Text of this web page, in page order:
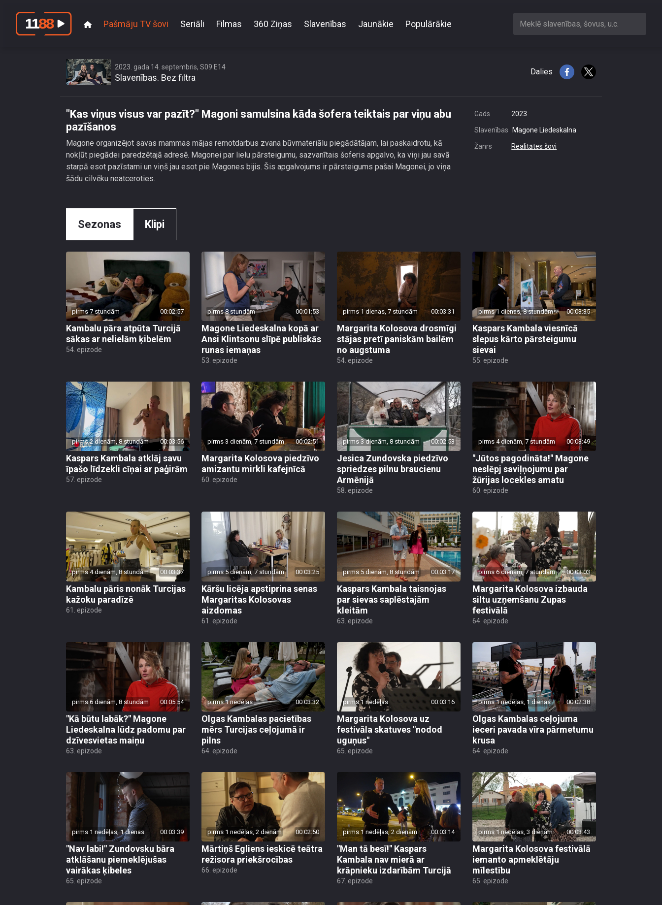
Pašmāju TV šovi Seriāli Filmas 360 Ziņas Slavenības Jaunākie Populārākie Meklē slavenības, šovus, u.c.
2023. gada 14. septembris, S09 E14
Slavenības. Bez filtra
Dalies
"Kas viņus visus var pazīt?" Magoni samulsina kāda šofera teiktais par viņu abu
pazīšanos
Magone organizējot savas mammas mājas remotdarbus zvana būvmateriālu piegādātājam, lai paskaidrotu, kā
nokļūt piegādei paredzētajā adresē. Magonei par lielu pārsteigumu, sazvanītais šoferis apgalvo, ka viņi jau savā
starpā esot pazīstami un viņš jau esot pie Magones bijis. Šis apgalvojums ir pārsteigums pašai Magonei, jo viņa
šādu cilvēku neatceroties.
Gads 2023
Slavenības Magone Liedeskalna
Žanrs Realitātes šovi
Sezonas Klipi
pirms 7 stundām 00:02:57
Kambalu pāra atpūta Turcijā
sākas ar nelielām ķibelēm
54. epizode
pirms 8 stundām 00:01:53
Magone Liedeskalna kopā ar
Ansi Klintsonu slīpē publiskās
runas iemaņas
53. epizode
pirms 1 dienas, 7 stundām 00:03:31
Margarita Kolosova drosmīgi
stājas pretī paniskām bailēm
no augstuma
54. epizode
pirms 1 dienas, 8 stundām 00:03:35
Kaspars Kambala viesnīcā
slepus kārto pārsteigumu
sievai
55. epizode
pirms 2 dienām, 8 stundām 00:03:56
Kaspars Kambala atklāj savu
īpašo līdzekli cīņai ar paģirām
57. epizode
pirms 3 dienām, 7 stundām 00:02:51
Margarita Kolosova piedzīvo
amizantu mirkli kafejnīcā
60. epizode
pirms 3 dienām, 8 stundām 00:02:53
Jesica Zundovska piedzīvo
spriedzes pilnu braucienu
Armēnijā
58. epizode
pirms 4 dienām, 7 stundām 00:03:49
"Jūtos pagodināta!" Magone
neslēpj saviļņojumu par
žūrijas locekles amatu
60. epizode
pirms 4 dienām, 8 stundām 00:03:37
Kambalu pāris nonāk Turcijas
kažoku paradīzē
61. epizode
pirms 5 dienām, 7 stundām 00:03:25
Kāršu licēja apstiprina senas
Margaritas Kolosovas
aizdomas
61. epizode
pirms 5 dienām, 8 stundām 00:03:17
Kaspars Kambala taisnojas
par sievas saplēstajām
kleitām
63. epizode
pirms 6 dienām, 7 stundām 00:03:03
Margarita Kolosova izbauda
siltu uzņemšanu Zupas
festivālā
64. epizode
pirms 6 dienām, 8 stundām 00:05:54
"Kā būtu labāk?" Magone
Liedeskalna lūdz padomu par
dzīvesvietas maiņu
63. epizode
pirms 1 nedēļas 00:03:32
Olgas Kambalas pacietības
mērs Turcijas ceļojumā ir
pilns
64. epizode
pirms 1 nedēļas 00:03:16
Margarita Kolosova uz
festivāla skatuves "nodod
uguņus"
65. epizode
pirms 1 nedēļas, 1 dienas 00:02:38
Olgas Kambalas ceļojuma
ieceri pavada vīra pārmetumu
krusa
64. epizode
pirms 1 nedēļas, 1 dienas 00:03:39
"Nav labi!" Zundovsku bāra
atklāšanu piemeklējušas
vairākas ķibeles
65. epizode
pirms 1 nedēļas, 2 dienām 00:02:50
Mārtiņš Egliens ieskicē teātra
režisora priekšrocības
66. epizode
pirms 1 nedēļas, 2 dienām 00:03:14
"Man tā besī!" Kaspars
Kambala nav mierā ar
krāpnieku izdarībām Turcijā
67. epizode
pirms 1 nedēļas, 3 dienām 00:03:43
Margarita Kolosova festivālā
iemanto apmeklētāju
mīlestību
65. epizode